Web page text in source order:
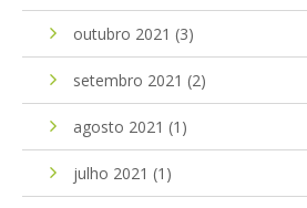
outubro 2021 (3)
setembro 2021 (2)
agosto 2021 (1)
julho 2021 (1)